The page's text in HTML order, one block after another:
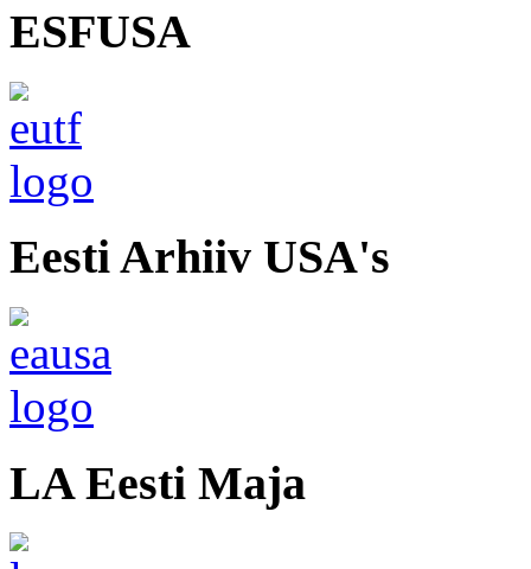
ESFUSA
Eesti Arhiiv USA's
LA Eesti Maja